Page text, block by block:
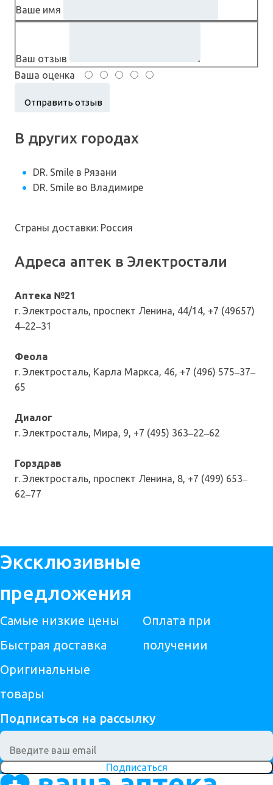
Ваше имя
Ваш отзыв
Ваша оценка
В других городах
DR. Smile в Рязани
DR. Smile во Владимире
Страны доставки: Россия
Адреса аптек в Электростали
Аптека №21
г. Электросталь, проспект Ленина, 44/14, +7 (49657)
4‒22‒31
Феола
г. Электросталь, Карла Маркса, 46, +7 (496) 575‒37‒
65
Диалог
г. Электросталь, Мира, 9, +7 (495) 363‒22‒62
Горздрав
г. Электросталь, проспект Ленина, 8, +7 (499) 653‒
62‒77
Эксклюзивные
предложения
Самые низкие цены
Быстрая доставка
Оригинальные
товары
Оплата при
получении
Подписаться на рассылку
Подписаться